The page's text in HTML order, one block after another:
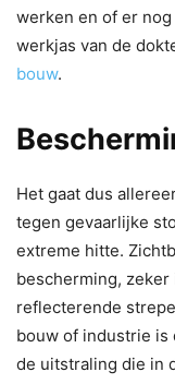
werken en of er
werkjas van de
bouw.
Het gaat dus
tegen gevaarlijke
extreme hitte.
bescherming, zeker
reflecterende
bouw of industrie is
de uitstraling die in